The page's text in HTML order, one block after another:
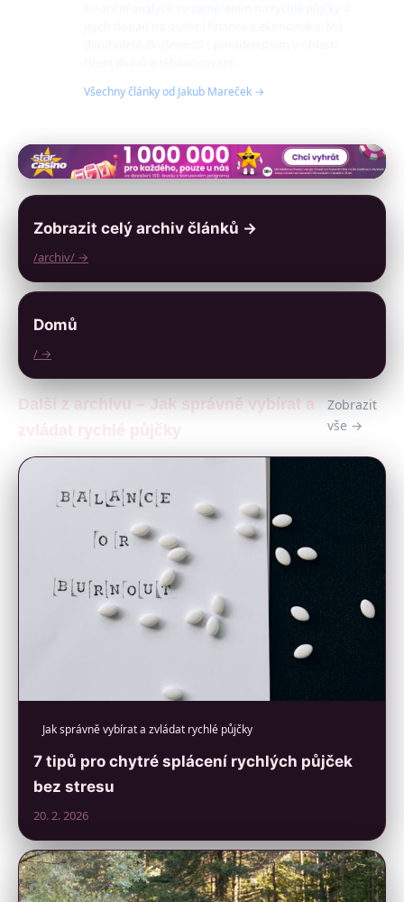
Všechny články od Jakub Mareček →
Zobrazit celý archiv článků →
/archiv/ →
Domů
/ →
Další z archivu – Jak správně vybírat a
zvládat rychlé půjčky
Zobrazit
vše →
Jak správně vybírat a zvládat rychlé půjčky
7 tipů pro chytré splácení rychlých půjček
bez stresu
20. 2. 2026